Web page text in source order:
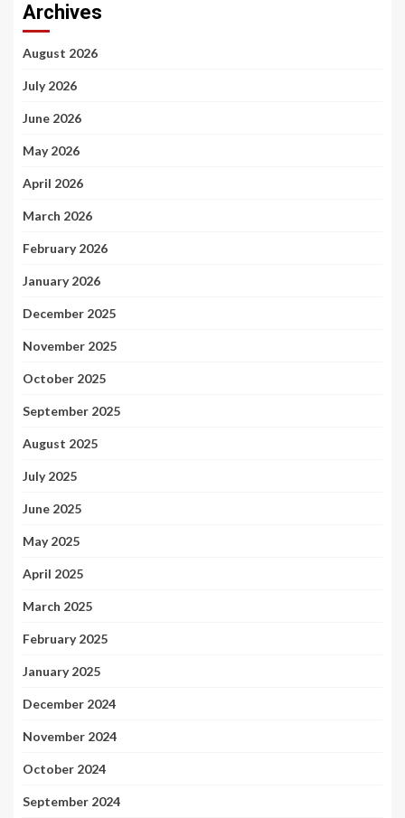
Archives
August 2026
July 2026
June 2026
May 2026
April 2026
March 2026
February 2026
January 2026
December 2025
November 2025
October 2025
September 2025
August 2025
July 2025
June 2025
May 2025
April 2025
March 2025
February 2025
January 2025
December 2024
November 2024
October 2024
September 2024